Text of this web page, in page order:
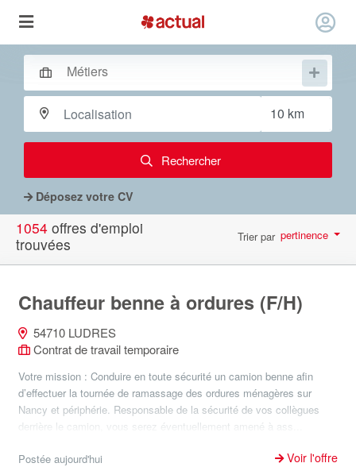
Rechercher
Déposez votre CV
1054 offres d'emploi
trouvées
Trier par pertinence
Chauffeur benne à ordures (F/H)
54710 LUDRES
Contrat de travail temporaire
Votre mission : Conduire en toute sécurité un camion benne afin
d’effectuer la tournée de ramassage des ordures ménagères sur
Nancy et périphérie. Responsable de la sécurité de vos collègues
derrière le camion, vous serez éventuellement amené à ass...
Postée aujourd'hui Voir l'offre